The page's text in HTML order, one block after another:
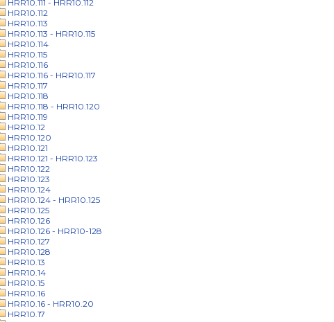
HRR10.111 - HRR10.112
HRR10.112
HRR10.113
HRR10.113 - HRR10.115
HRR10.114
HRR10.115
HRR10.116
HRR10.116 - HRR10.117
HRR10.117
HRR10.118
HRR10.118 - HRR10.120
HRR10.119
HRR10.12
HRR10.120
HRR10.121
HRR10.121 - HRR10.123
HRR10.122
HRR10.123
HRR10.124
HRR10.124 - HRR10.125
HRR10.125
HRR10.126
HRR10.126 - HRR10-128
HRR10.127
HRR10.128
HRR10.13
HRR10.14
HRR10.15
HRR10.16
HRR10.16 - HRR10.20
HRR10.17